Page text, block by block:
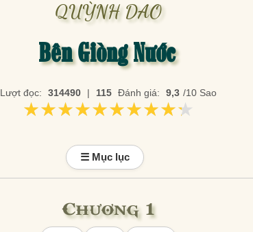
QUỲNH DAO
Bên Giòng Nước
Lượt đọc: 314490 | 115 Đánh giá: 9,3 /10 Sao
★★★★★★★★★★
★★★★★★★★★★
☰ Mục lục
Chương 1